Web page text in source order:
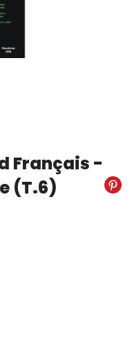
Français -
(T.6)